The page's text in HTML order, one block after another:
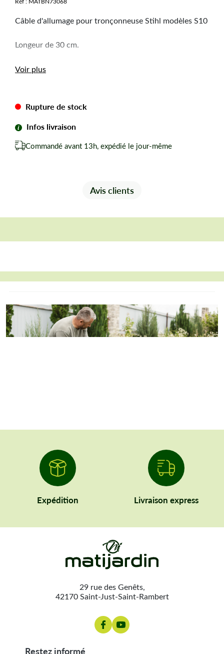
Câble d'allumage pour tronçonneuse Stihl modèles S10
Longeur de 30 cm.
Voir plus
Rupture de stock
Infos livraison
Commandé avant 13h, expédié le jour-même
Avis clients
Expédition Livraison express
29 rue des Genêts,
42170 Saint-Just-Saint-Rambert
restez informé